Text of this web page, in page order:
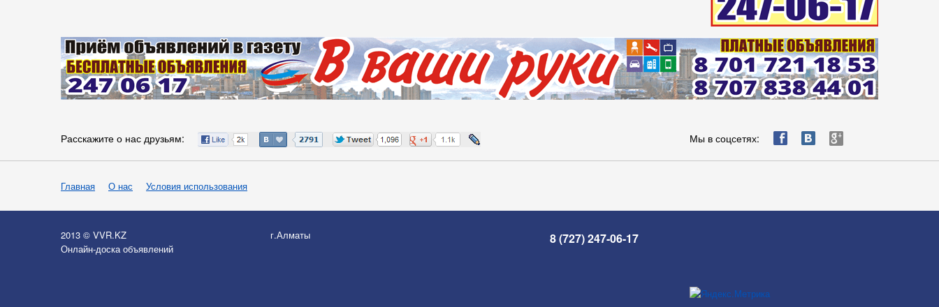
Расскажите о нас друзьям: Мы в соцсетях: ä æ è
Главная О нас Условия использования
2013 © VVR.KZ
Онлайн-доска объявлений
г.Алматы 8 (727) 247-06-17